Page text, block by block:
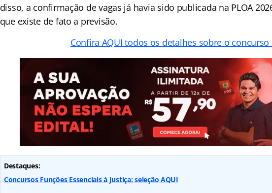
disso, a confirmação de vagas já havia sido publicada na PLOA
que existe de fato a previsão.
Confira AQUI todos os detalhes sobre o concurso
Destaques:
Concursos Funções Essenciais à Justiça: seleção AQUI